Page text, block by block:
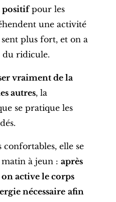
positifpour les
une activité
plus fort, et on a
du ridicule.
vraiment de la
autres, la
se pratique les
confortables, elle se
à jeun : après
on active le corps
nécessaire afin